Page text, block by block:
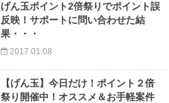
げん玉ポイント2倍祭りでポイント誤
反映！サポートに問い合わせた結
果・・・
2017.01.08
【げん玉】今日だけ！ポイント２倍
祭り開催中！オススメ＆お手軽案件